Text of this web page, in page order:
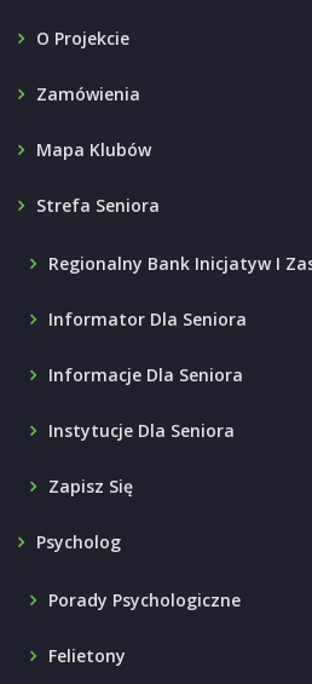
O Projekcie
Zamówienia
Mapa Klubów
Strefa Seniora
Regionalny Bank Inicjatyw I
Informator Dla Seniora
Informacje Dla Seniora
Instytucje Dla Seniora
Zapisz Się
Psycholog
Porady Psychologiczne
Felietony